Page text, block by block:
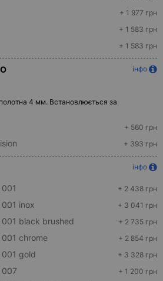
+ 1 977 грн
+ 1 583 грн
+ 1 583 грн
інфо
4 мм. Встановлюється за
+ 560 грн
+ 393 грн
інфо
+ 2 438 грн
inox + 3 041 грн
001 black brushed + 2 735 грн
001 chrome + 2 854 грн
001 gold + 3 328 грн
007 + 1 200 грн